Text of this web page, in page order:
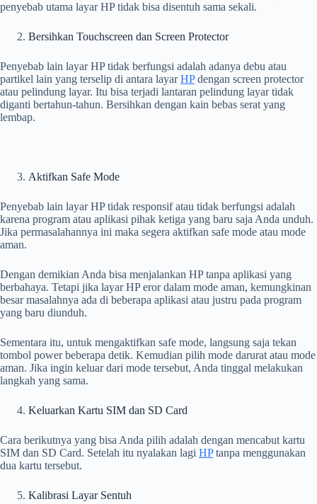
penyebab utama layar HP tidak bisa disentuh sama sekali.
Bersihkan Touchscreen dan Screen Protector
Penyebab lain layar HP tidak berfungsi adalah adanya debu atau
partikel lain yang terselip di antara layarHPdengan screen protector
atau pelindung layar. Itu bisa terjadi lantaran pelindung layar tidak
diganti bertahun-tahun. Bersihkan dengan kain bebas serat yang
lembap.
Aktifkan Safe Mode
Penyebab lain layar HP tidak responsif atau tidak berfungsi adalah
karena program atau aplikasi pihak ketiga yang baru saja Anda unduh.
Jika permasalahannya ini maka segera aktifkan safe mode atau mode
aman.
Dengan demikian Anda bisa menjalankan HP tanpa aplikasi yang
berbahaya. Tetapi jika layar HP eror dalam mode aman, kemungkinan
besar masalahnya ada di beberapa aplikasi atau justru pada program
yang baru diunduh.
Sementara itu, untuk mengaktifkan safe mode, langsung saja tekan
tombol power beberapa detik. Kemudian pilih mode darurat atau mode
aman. Jika ingin keluar dari mode tersebut, Anda tinggal melakukan
langkah yang sama.
Keluarkan Kartu SIM dan SD Card
Cara berikutnya yang bisa Anda pilih adalah dengan mencabut kartu
SIM dan SD Card. Setelah itu nyalakan lagi HPtanpa menggunakan
dua kartu tersebut.
Kalibrasi Layar Sentuh